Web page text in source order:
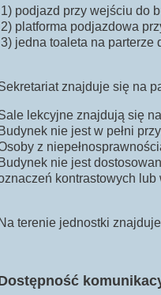
1) podjazd przy wejściu do
2) platforma podjazdowa
3) jedna toaleta na parterze
znajduje się na
lekcyjne znajdują się
Budynek nie jest w pełni
z
Budynek nie jest
kontrastowych
Na terenie jednostki